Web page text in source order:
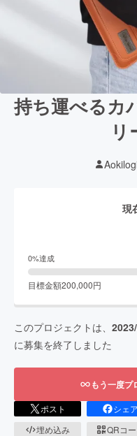
持ち運べるカ
リ
現
0%達成
目標金額200,000円
このプロジェクトは、
に募集を終了しました
もう一度プ
ポスト シェア
埋め込み
QRコ